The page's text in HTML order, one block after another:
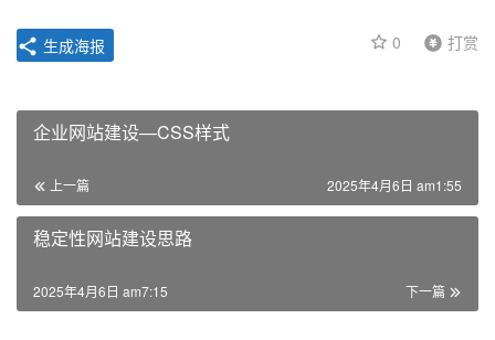
0 打赏
生成海报
企业网站建设—CSS样式
上一篇 2025年4月6日 am1:55
稳定性网站建设思路
下一篇
2025年4月6日 am7:15